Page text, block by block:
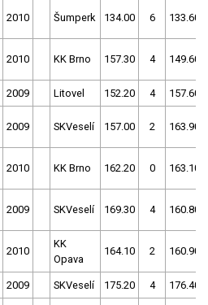
2010 Šumperk 134.00 6 133.60
2010 KK Brno 157.30 4 149.60
2009 Litovel 152.20 4 157.60
2009 SKVeselí 157.00 2 163.90
2010 KK Brno 162.20 0 163.10
2009 SKVeselí 169.30 4 160.80
2010
KK
Opava
164.10 2 160.90
2009 SKVeselí 175.20 4 176.40